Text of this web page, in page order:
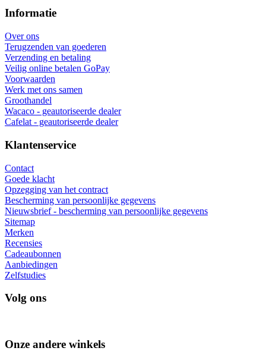
Informatie
Over ons
Terugzenden van goederen
Verzending en betaling
Veilig online betalen GoPay
Voorwaarden
Werk met ons samen
Groothandel
Wacaco - geautoriseerde dealer
Cafelat - geautoriseerde dealer
Klantenservice
Contact
Goede klacht
Opzegging van het contract
Bescherming van persoonlijke gegevens
Nieuwsbrief - bescherming van persoonlijke gegevens
Sitemap
Merken
Recensies
Cadeaubonnen
Aanbiedingen
Zelfstudies
Volg ons
Onze andere winkels